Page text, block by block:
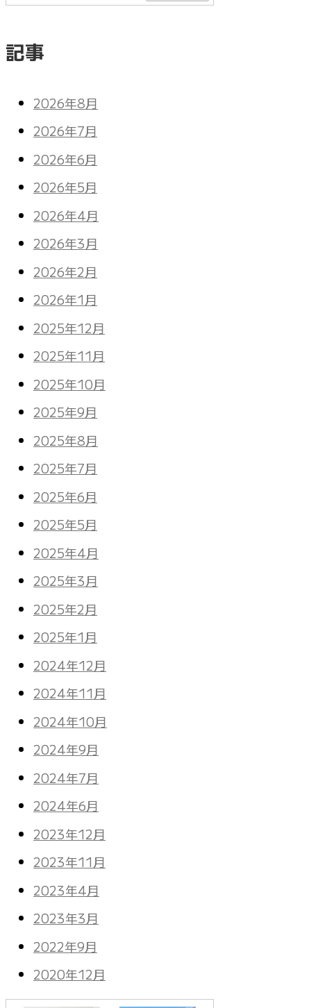
記事
2026年8月
2026年7月
2026年6月
2026年5月
2026年4月
2026年3月
2026年2月
2026年1月
2025年12月
2025年11月
2025年10月
2025年9月
2025年8月
2025年7月
2025年6月
2025年5月
2025年4月
2025年3月
2025年2月
2025年1月
2024年12月
2024年11月
2024年10月
2024年9月
2024年7月
2024年6月
2023年12月
2023年11月
2023年4月
2023年3月
2022年9月
2020年12月